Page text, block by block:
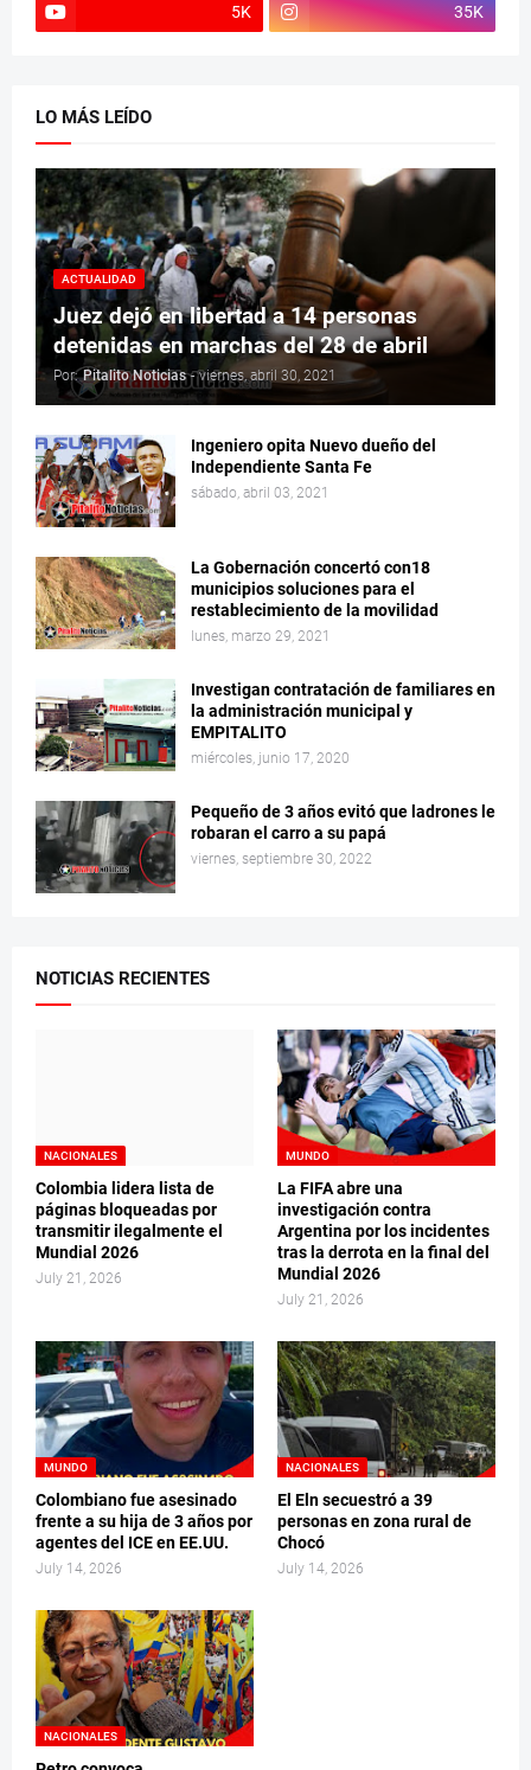
5K 35K
LO MÁS LEÍDO
ACTUALIDAD
Juez dejó en libertad a 14 personas
detenidas en marchas del 28 de abril
Por: Pitalito Noticias - viernes, abril 30, 2021
Ingeniero opita Nuevo dueño del
Independiente Santa Fe
sábado, abril 03, 2021
La Gobernación concertó con18
municipios soluciones para el
restablecimiento de la movilidad
lunes, marzo 29, 2021
Investigan contratación de familiares en
la administración municipal y
EMPITALITO
miércoles, junio 17, 2020
Pequeño de 3 años evitó que ladrones le
robaran el carro a su papá
viernes, septiembre 30, 2022
NOTICIAS RECIENTES
NACIONALES
Colombia lidera lista de
páginas bloqueadas por
transmitir ilegalmente el
Mundial 2026
July 21, 2026
MUNDO
La FIFA abre una
investigación contra
Argentina por los incidentes
tras la derrota en la final del
Mundial 2026
July 21, 2026
MUNDO
Colombiano fue asesinado
frente a su hija de 3 años por
agentes del ICE en EE.UU.
July 14, 2026
NACIONALES
El Eln secuestró a 39
personas en zona rural de
Chocó
July 14, 2026
NACIONALES